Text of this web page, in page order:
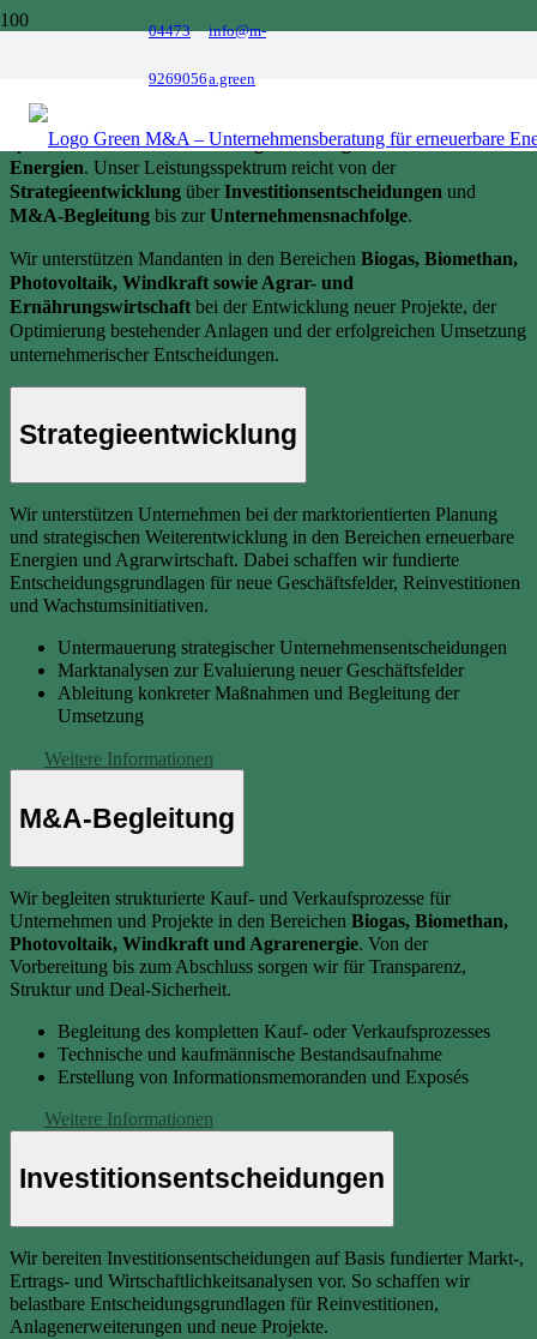
04473
9269056
info@m-
a.green
Green M&A begleitet Unternehmen und Investoren mit
spezialisierterM&A und Strategieberatung für erneuerbare
Energien. Unser Leistungsspektrum reicht von der
Strategieentwicklung über Investitionsentscheidungen und
M&A-Begleitung bis zur Unternehmensnachfolge.
Wir unterstützen Mandanten in den Bereichen Biogas, Biomethan,
Photovoltaik, Windkraft sowie Agrar- und
Ernährungswirtschaft bei der Entwicklung neuer Projekte, der
Optimierung bestehender Anlagen und der erfolgreichen Umsetzung
unternehmerischer Entscheidungen.
Strategieentwicklung
Wir unterstützen Unternehmen bei der marktorientierten Planung
und strategischen Weiterentwicklung in den Bereichen erneuerbare
Energien und Agrarwirtschaft. Dabei schaffen wir fundierte
Entscheidungsgrundlagen für neue Geschäftsfelder, Reinvestitionen
und Wachstumsinitiativen.
Untermauerung strategischer Unternehmensentscheidungen
Marktanalysen zur Evaluierung neuer Geschäftsfelder
Ableitung konkreter Maßnahmen und Begleitung der
Umsetzung
Weitere Informationen
M&A-Begleitung
Wir begleiten strukturierte Kauf- und Verkaufsprozesse für
Unternehmen und Projekte in den Bereichen Biogas, Biomethan,
Photovoltaik, Windkraft und Agrarenergie. Von der
Vorbereitung bis zum Abschluss sorgen wir für Transparenz,
Struktur und Deal-Sicherheit.
Begleitung des kompletten Kauf- oder Verkaufsprozesses
Technische und kaufmännische Bestandsaufnahme
Erstellung von Informationsmemoranden und Exposés
Weitere Informationen
Investitionsentscheidungen
Wir bereiten Investitionsentscheidungen auf Basis fundierter Markt-,
Ertrags- und Wirtschaftlichkeitsanalysen vor. So schaffen wir
belastbare Entscheidungsgrundlagen für Reinvestitionen,
Anlagenerweiterungen und neue Projekte.